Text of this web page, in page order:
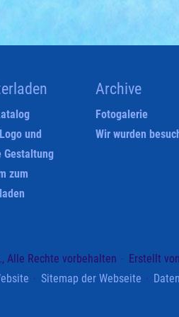
und
Gestaltung
zum
Archive
Fotogalerie
Wir wurden
Alle Rechte vorbehalten Erstellt von
Sitemap der Webseite